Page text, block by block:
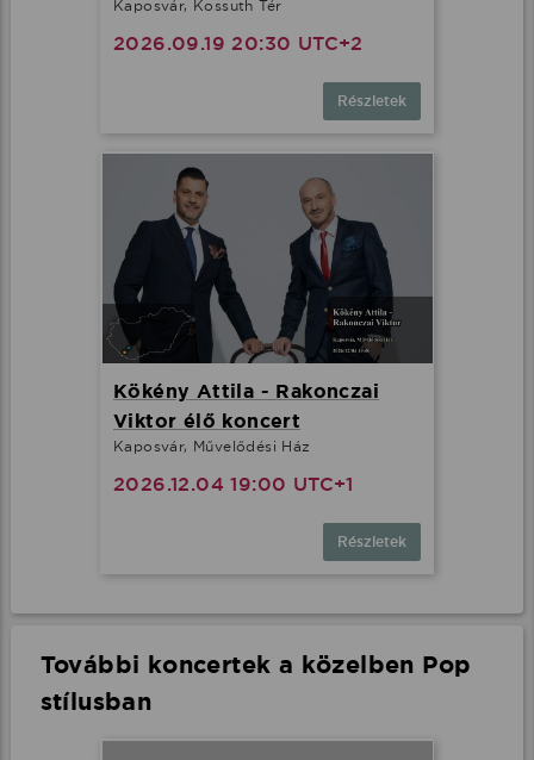
Kaposvár, Kossuth Tér
2026.09.19 20:30 UTC+2
Részletek
Kökény Attila - Rakonczai
Viktor élő koncert
Kaposvár, Művelődési Ház
2026.12.04 19:00 UTC+1
Részletek
További koncertek a közelben Pop
stílusban